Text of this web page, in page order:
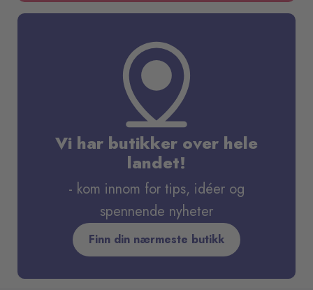
Vi har butikker over hele
landet!
- kom innom for tips, idéer og
spennende nyheter
Finn din nærmeste butikk